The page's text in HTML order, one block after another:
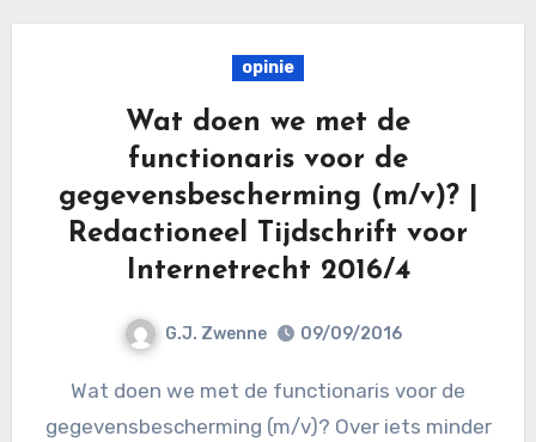
opinie
Wat doen we met de
functionaris voor de
gegevensbescherming (m/v)? |
Redactioneel Tijdschrift voor
Internetrecht 2016/4
G.J. Zwenne 09/09/2016
Wat doen we met de functionaris voor de
gegevensbescherming (m/v)? Over iets minder